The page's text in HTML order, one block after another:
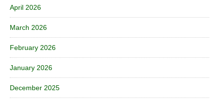
April 2026
March 2026
February 2026
January 2026
December 2025